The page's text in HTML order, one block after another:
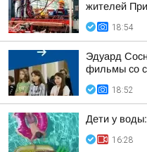
жителей
18:54
Эдуард
фильмы со
18:52
Дети у
16:28